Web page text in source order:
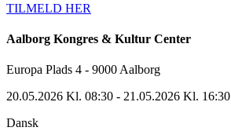
TILMELD HER
Aalborg Kongres & Kultur Center
Europa Plads 4 - 9000 Aalborg
20.05.2026 Kl. 08:30 - 21.05.2026 Kl. 16:30
Dansk